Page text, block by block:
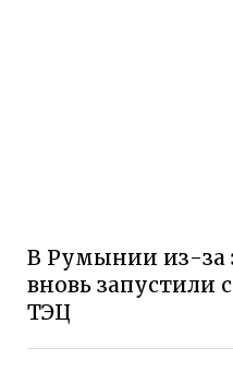
В Румынии из-за
вновь запустили
ТЭЦ